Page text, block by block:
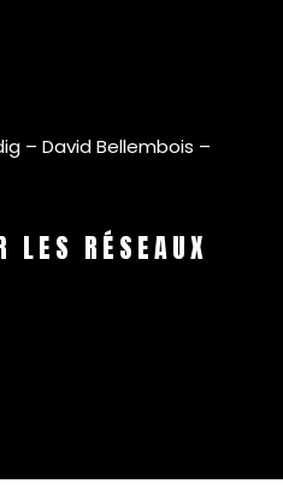
– David Bellembois –
LES RÉSEAUX